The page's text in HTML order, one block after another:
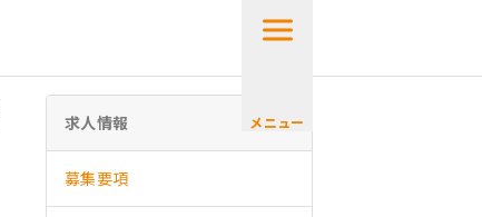
メニュー
求人情報
募集要項